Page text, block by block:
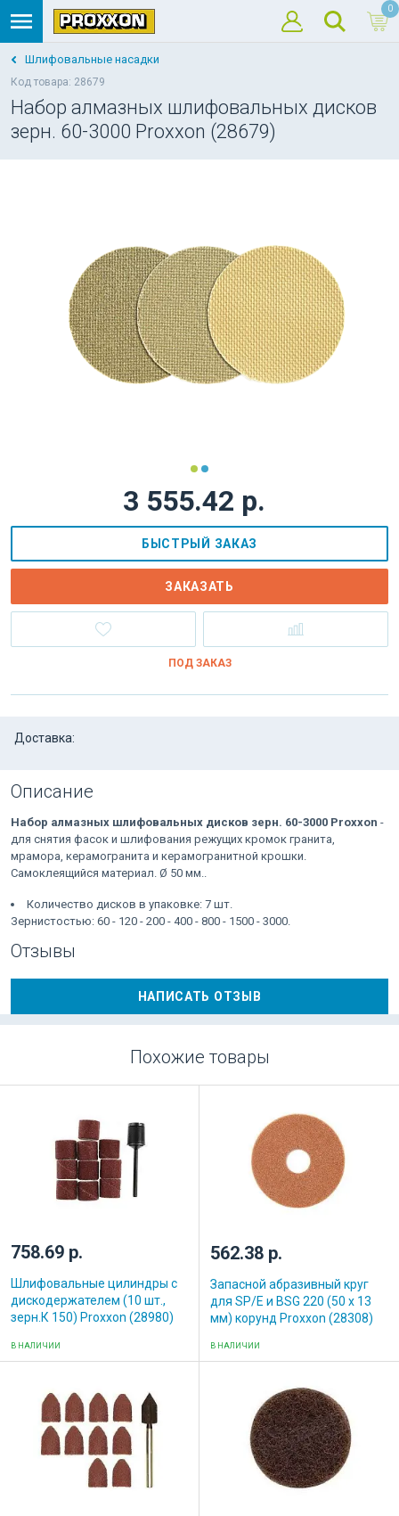
0
Шлифовальные насадки
Код товара: 28679
Набор алмазных шлифовальных дисков
зерн. 60-3000 Proxxon (28679)
3 555.42 р.
БЫСТРЫЙ ЗАКАЗ
ЗАКАЗАТЬ
ПОД ЗАКАЗ
Доставка:
Описание
Набор алмазных шлифовальных дисков зерн. 60-3000 Proxxon -
для снятия фасок и шлифования режущих кромок гранита,
мрамора, керамогранита и керамогранитной крошки.
Самоклеящийся материал. Ø 50 мм..
Количество дисков в упаковке: 7 шт.
Зернистостью: 60 - 120 - 200 - 400 - 800 - 1500 - 3000.
Отзывы
НАПИСАТЬ ОТЗЫВ
Похожие товары
758.69 р.
Шлифовальные цилиндры с
дискодержателем (10 шт.,
зерн.К 150) Proxxon (28980)
В НАЛИЧИИ
562.38 р.
Запасной абразивный круг
для SP/E и BSG 220 (50 х 13
мм) корунд Proxxon (28308)
В НАЛИЧИИ